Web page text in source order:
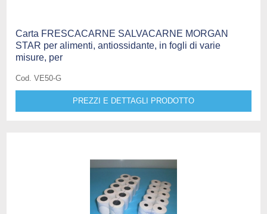
Carta FRESCACARNE SALVACARNE MORGAN
STAR per alimenti, antiossidante, in fogli di varie
misure, per
Cod. VE50-G
PREZZI E DETTAGLI PRODOTTO